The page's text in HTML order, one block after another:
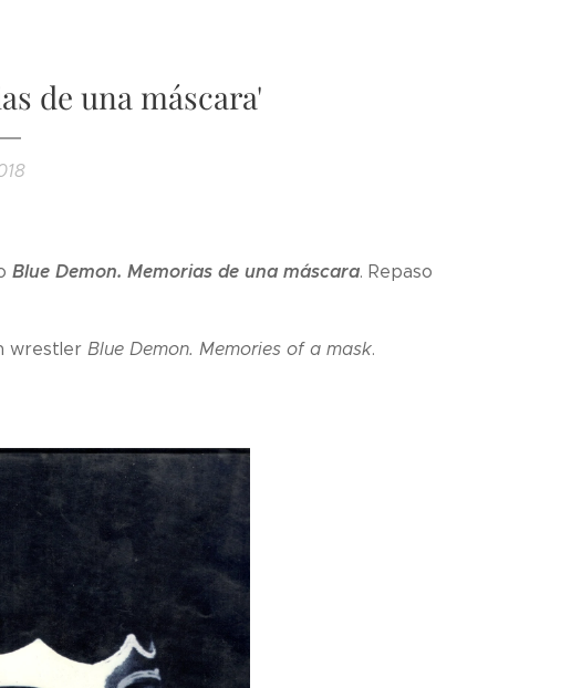
de una máscara'
Blue Demon. Memorias de una máscara. Repaso
wrestler Blue Demon. Memories of a mask.